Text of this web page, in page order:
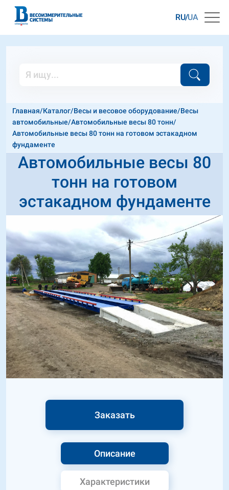
RU UA
Главная/Каталог/Весы и весовое оборудование/Весы
автомобильные/Автомобильные весы 80 тонн/
Автомобильные весы 80 тонн на готовом эстакадном
фундаменте
Автомобильные весы 80
тонн на готовом
эстакадном фундаменте
Описание
Характеристики
Заказать